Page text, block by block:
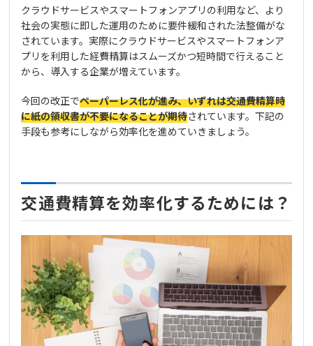
クラウドサービスやスマートフォンアプリの利用など、より
社会の実態に即した運用のために要件緩和された法整備がな
されています。実際にクラウドサービスやスマートフォンア
プリを利用した経費精算はスムーズかつ短時間で行えること
から、導入する企業が増えています。
今回の改正でペーパーレス化が進み、いずれは交通費精算時
に紙の領収書が不要になることが期待されています。下記の
手段も参考にしながら効率化を進めていきましょう。
交通費精算を効率化するためには？